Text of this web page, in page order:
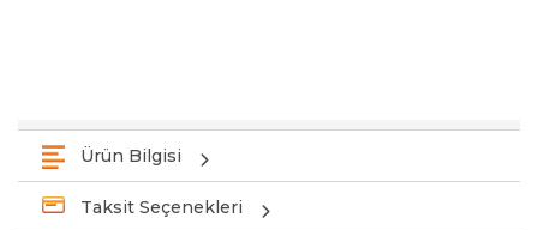
Ürün Bilgisi
Taksit Seçenekleri